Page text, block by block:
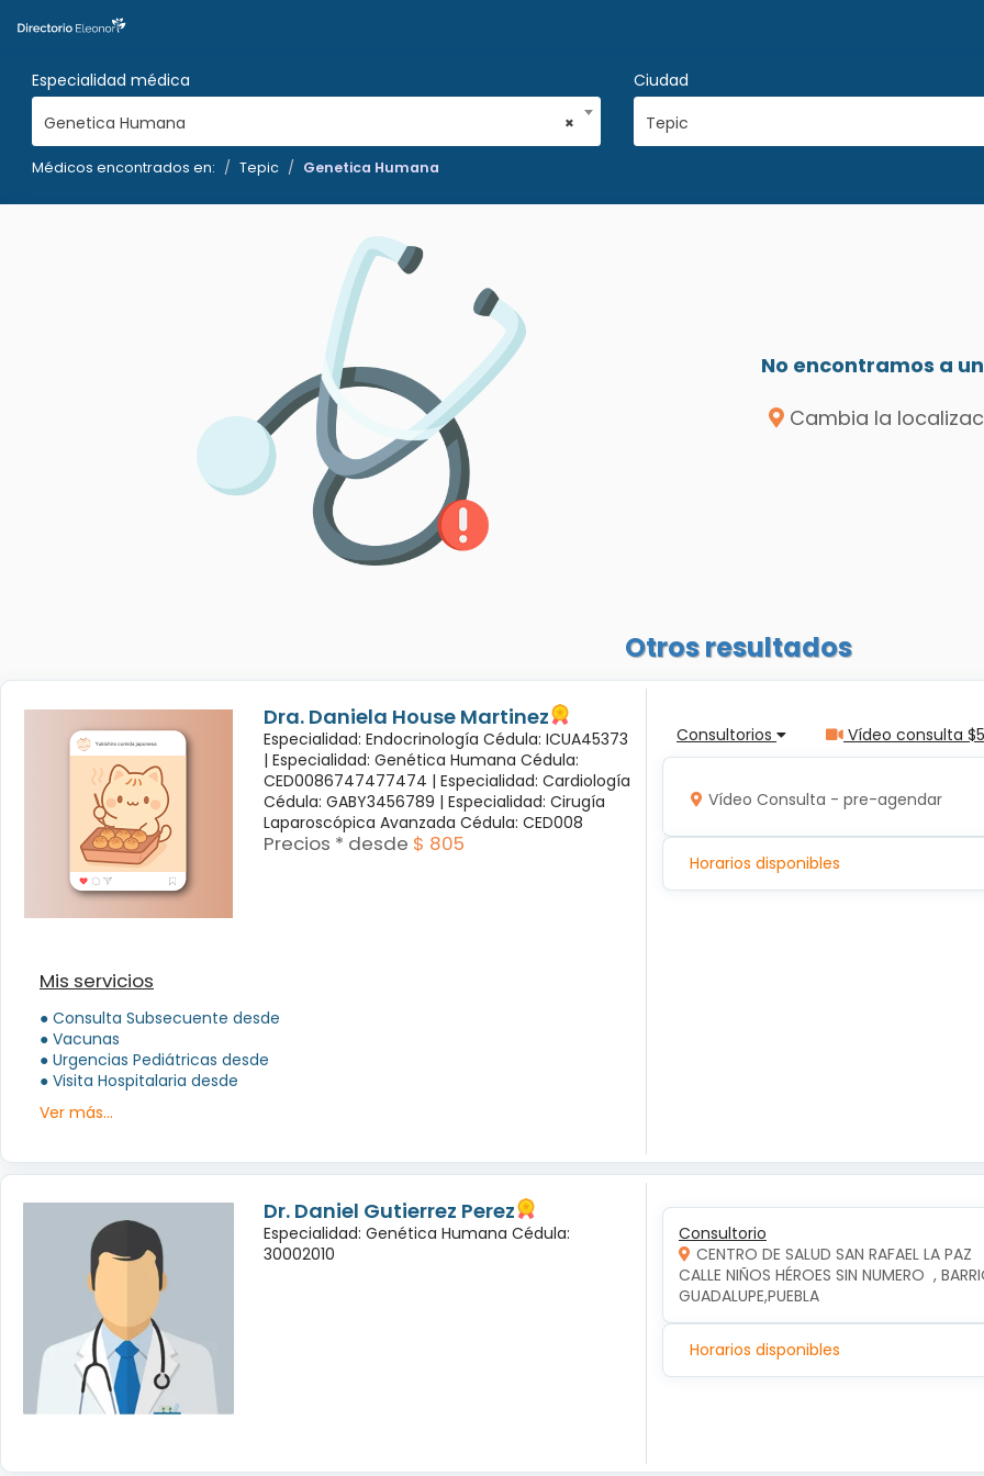
Especialidad médica
×
Genetica Humana
Ciudad
Tepic
Médicos encontrados en: Tepic Genetica Humana
No encontramos a
Cambia la
Otros resultados
Dra. Daniela House Martinez
Especialidad: Endocrinología Cédula: ICUA45373
| Especialidad: Genética Humana Cédula:
CED0086747477474 | Especialidad: Cardiología
Cédula: GABY3456789 | Especialidad: Cirugía
Laparoscópica Avanzada Cédula: CED008
Precios * desde $ 805
Mis servicios
● Consulta Subsecuente desde
● Vacunas
● Urgencias Pediátricas desde
● Visita Hospitalaria desde
Ver más...
Consultorios Vídeo consulta
Vídeo Consulta - pre-agendar
Horarios disponibles
Dr. Daniel Gutierrez Perez
Especialidad: Genética Humana Cédula:
30002010
Consultorio
CENTRO DE SALUD SAN RAFAEL LA PAZ
CALLE NIÑOS HÉROES SIN NUMERO  ,
GUADALUPE,PUEBLA
Horarios disponibles